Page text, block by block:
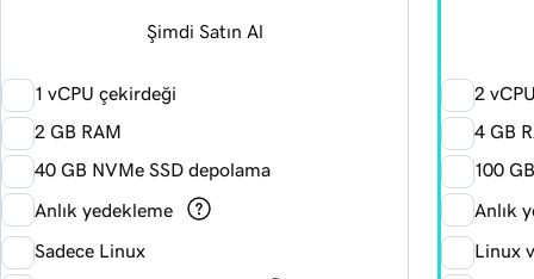
Şimdi Satın Al
1 vCPU çekirdeği
2 GB RAM
40 GB NVMe SSD depolama
Anlık yedekleme
Sadece Linux
2
4 GB
100
Anlık
Linux